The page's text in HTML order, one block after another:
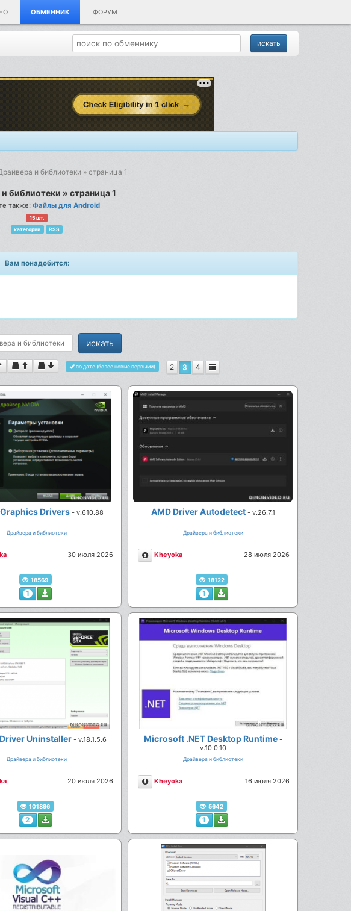
ОБМЕННИК ФОРУМ
и библиотеки » страница 1
библиотеки » страница 1
также: Файлы для Android
15 шт.
категории
RSS
Вам понадобится:
по дате (более новые первыми) 2 3 4
Graphics Drivers - v.610.88
Драйвера и библиотеки
30 июля 2026
18569
1
AMD Driver Autodetect- v.26.7.1
Драйвера и библиотеки
Описание
Kheyoka 28 июля 2026
18122
1
Uninstaller- v.18.1.5.6
Драйвера и библиотеки
20 июля 2026
101896
2
Microsoft .NET Desktop Runtime-
v.10.0.10
Драйвера и библиотеки
Описание
Kheyoka 16 июля 2026
5642
1